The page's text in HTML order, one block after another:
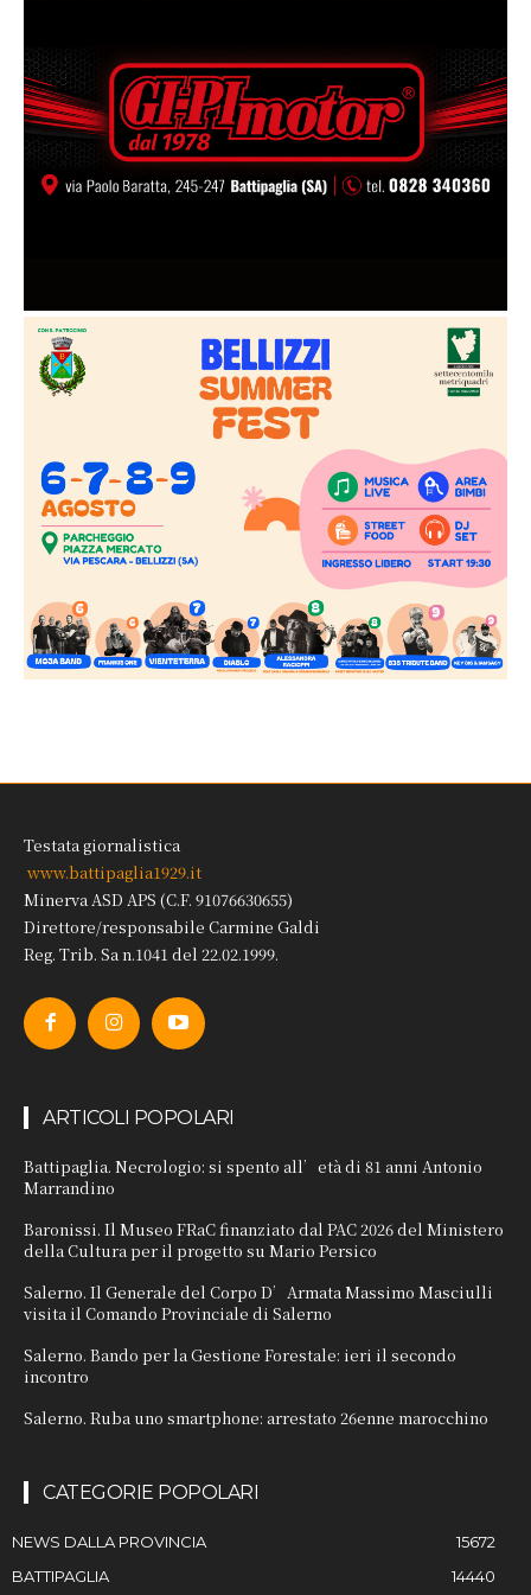
Testata giornalistica
www.battipaglia1929.it
Minerva ASD APS (C.F. 91076630655)
Direttore/responsabile Carmine Galdi
Reg. Trib. Sa n.1041 del 22.02.1999.
ARTICOLI POPOLARI
Battipaglia. Necrologio: si spento all’età di 81 anni Antonio
Marrandino
Baronissi. Il Museo FRaC finanziato dal PAC 2026 del Ministero
della Cultura per il progetto su Mario Persico
Salerno. Il Generale del Corpo D’Armata Massimo Masciulli
visita il Comando Provinciale di Salerno
Salerno. Bando per la Gestione Forestale: ieri il secondo
incontro
Salerno. Ruba uno smartphone: arrestato 26enne marocchino
CATEGORIE POPOLARI
NEWS DALLA PROVINCIA
15672
BATTIPAGLIA
14440